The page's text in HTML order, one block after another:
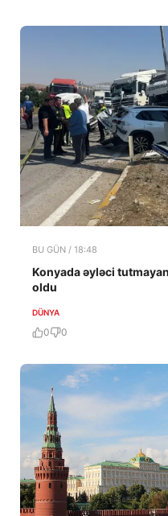
BU GÜN / 18:48
Konyada əyləci
oldu
DÜNYA
0 0